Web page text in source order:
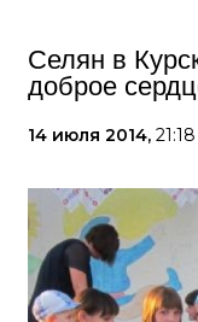
Селян в
доброе
14 июля 2014, 21:18